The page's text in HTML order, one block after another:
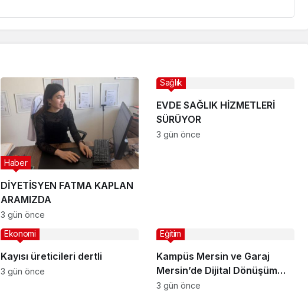
DİYETİSYEN FATMA KAPLAN
ARAMIZDA
Haber
3 gün önce
EVDE SAĞLIK HİZMETLERİ
SÜRÜYOR
Sağlık
3 gün önce
Kayısı üreticileri dertli
Ekonomi
3 gün önce
Kampüs Mersin ve Garaj
Mersin’de Dijital Dönüşüm
Eğitimleri
Eğitim
3 gün önce